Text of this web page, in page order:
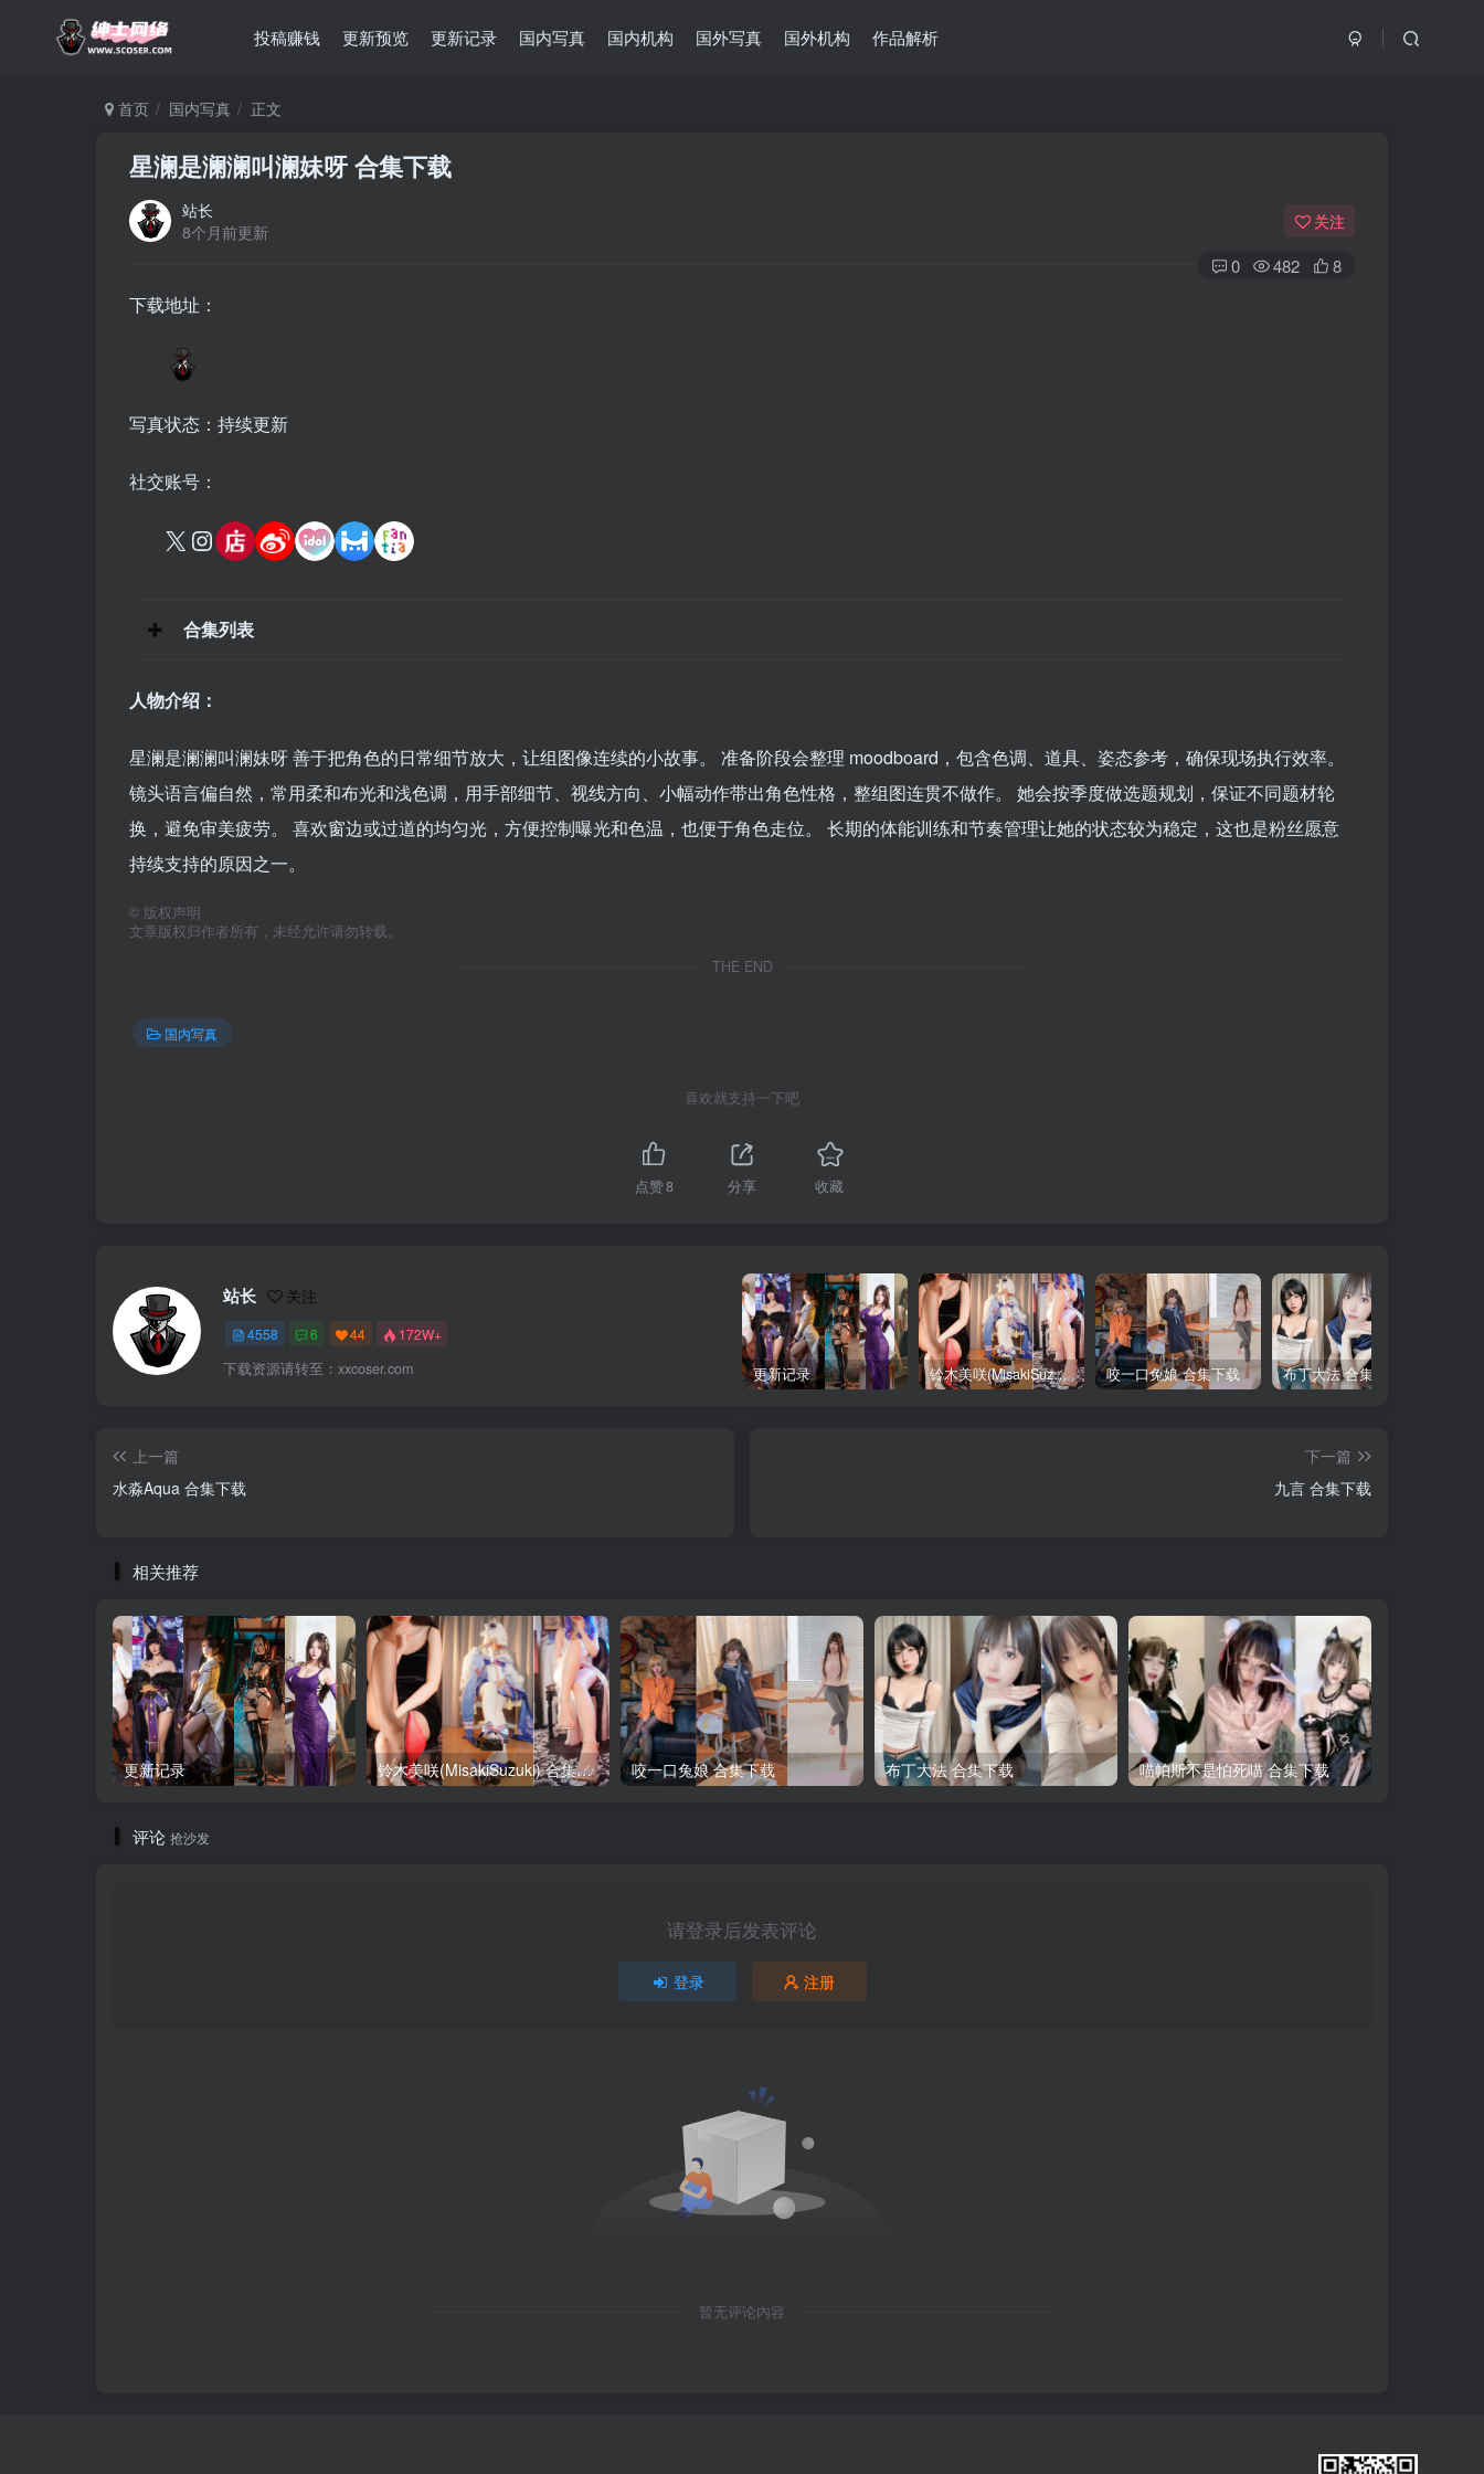
投稿赚钱 更新预览 更新记录 国内写真 国内机构 国外写真 国外机构 作品解析
首页 国内写真 正文
星澜是澜澜叫澜妹呀 合集下载
站长
8个月前更新
关注
0 482 8
下载地址：
写真状态：持续更新
社交账号：
合集列表
人物介绍：
星澜是澜澜叫澜妹呀 善于把角色的日常细节放大，让组图像连续的小故事。 准备阶段会整理 moodboard，包含色调、道具、姿态参考，确保现场执行效率。
镜头语言偏自然，常用柔和布光和浅色调，用手部细节、视线方向、小幅动作带出角色性格，整组图连贯不做作。 她会按季度做选题规划，保证不同题材轮
换，避免审美疲劳。 喜欢窗边或过道的均匀光，方便控制曝光和色温，也便于角色走位。 长期的体能训练和节奏管理让她的状态较为稳定，这也是粉丝愿意
持续支持的原因之一。
© 版权声明
文章版权归作者所有，未经允许请勿转载。
THE END
国内写真
喜欢就支持一下吧
点赞8 分享 收藏
站长 关注
4558 6 44 172W+
下载资源请转至：xxcoser.com 更新记录 铃木美咲(MisakiSuzuki) 合集下载 咬一口兔娘 合集下载 布丁大法 合集下载
上一篇
水淼Aqua 合集下载
下一篇
九言 合集下载
相关推荐
更新记录 铃木美咲(MisakiSuzuki) 合集下载 咬一口兔娘 合集下载 布丁大法 合集下载 喵帕斯不是怕死喵 合集下载
评论 抢沙发
请登录后发表评论
登录 注册
暂无评论内容